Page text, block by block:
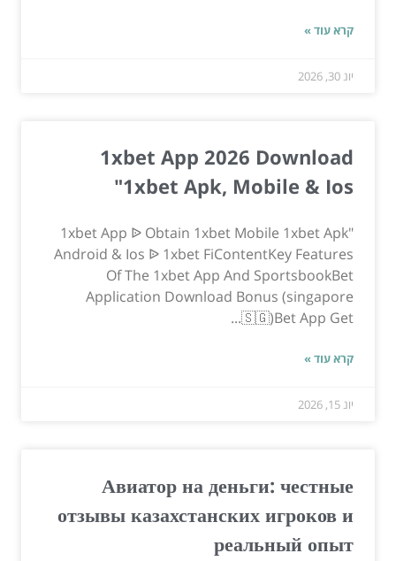
קרא עוד »
יונ 30, 2026
1xbet App 2026 Download
1xbet Apk, Mobile & Ios"
"1xbet App ᐉ Obtain 1xbet Mobile 1xbet Apk
Android & Ios ᐉ 1xbet FiContentKey Features
Of The 1xbet App And SportsbookBet
Application Download Bonus (singapore
🇸🇬)Bet App Get...
קרא עוד »
יונ 15, 2026
Авиатор на деньги: честные
отзывы казахстанских игроков и
реальный опыт